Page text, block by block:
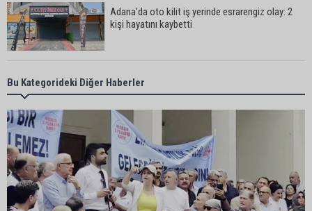
Adana’da oto kilit iş yerinde esrarengiz olay: 2
kişi hayatını kaybetti
CHP Adana Milletvekili Dr. Müzeyyen Şevkin:
“Akdeniz bir atık deposuna dönüşmemeli”
Adana’da aile içi arsa krizi: 95 yaşındaki kadının
miras arsası satıldı, 17 milyonun 13 milyonu
harcandı
Bu Kategorideki Diğer Haberler